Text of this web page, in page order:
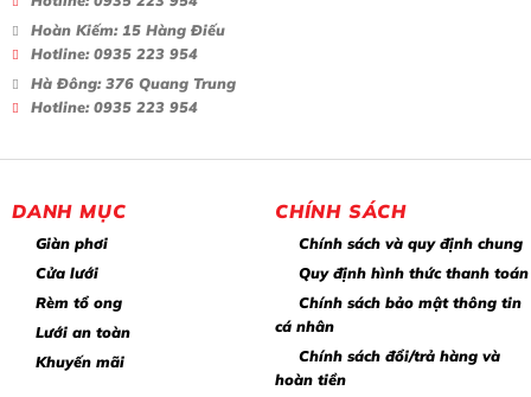
Hoàn Kiếm:15 Hàng Điếu
Hotline:0935 223 954
Hà Đông:376 Quang Trung
Hotline:0935 223 954
DANH MỤC
Giàn phơi
Cửa lưới
Rèm tổ ong
Lưới an toàn
Khuyến mãi
CHÍNH SÁCH
Chính sách và quy định chung
Quy định hình thức thanh toán
Chính sách bảo mật thông tin
cá nhân
Chính sách đổi/trả hàng và
hoàn tiền